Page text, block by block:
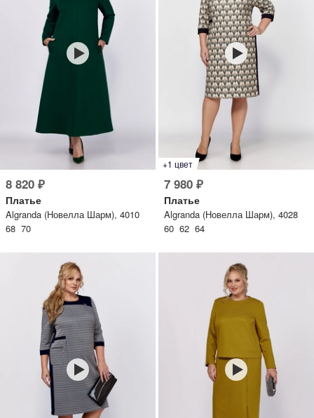
8 820 ₽
Платье
Algranda (Новелла Шарм), 4010
68 70
+1 цвет
7 980 ₽
Платье
Algranda (Новелла Шарм), 4028
60 62 64